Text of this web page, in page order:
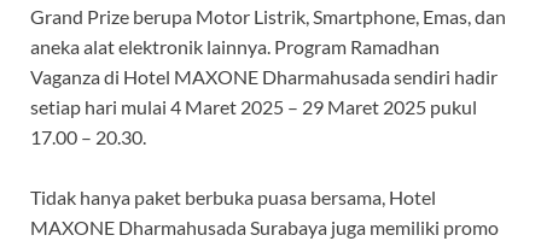
Grand Prize berupa Motor Listrik, Smartphone, Emas, dan
aneka alat elektronik lainnya. Program Ramadhan
Vaganza di Hotel MAXONE Dharmahusada sendiri hadir
setiap hari mulai 4 Maret 2025 – 29 Maret 2025 pukul
17.00 – 20.30.
Tidak hanya paket berbuka puasa bersama, Hotel
MAXONE Dharmahusada Surabaya juga memiliki promo